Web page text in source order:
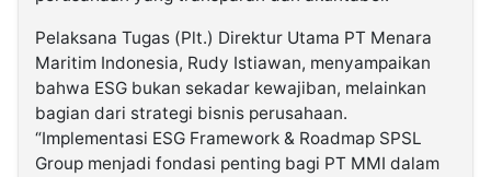
Pelaksana Tugas (Plt.) Direktur Utama PT Menara
Maritim Indonesia, Rudy Istiawan, menyampaikan
bahwa ESG bukan sekadar kewajiban, melainkan
bagian dari strategi bisnis perusahaan.
“Implementasi ESG Framework & Roadmap SPSL
Group menjadi fondasi penting bagi PT MMI dalam